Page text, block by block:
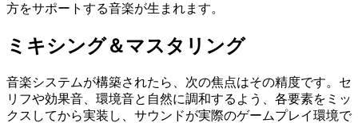
方をサポートする音楽が生まれます。
ミキシング＆マスタリング
音楽システムが構築されたら、次の焦点はその精度です。セ
リフや効果音、環境音と自然に調和するよう、各要素をミッ
クスしてから実装し、サウンドが実際のゲームプレイ環境で